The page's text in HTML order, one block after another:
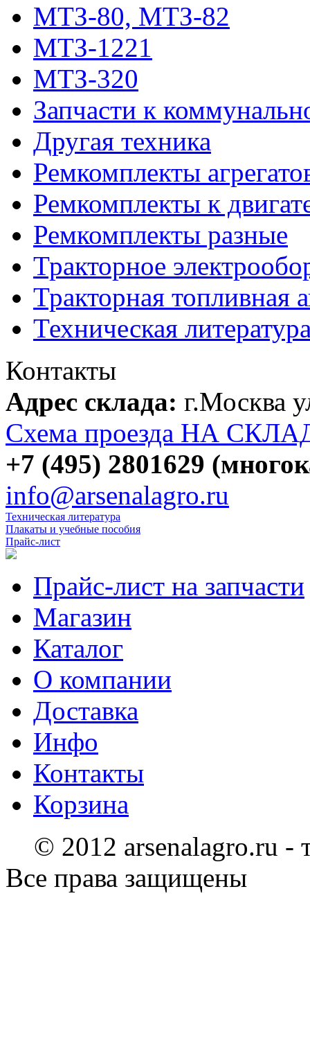
МТЗ-80, МТЗ-82
МТЗ-1221
МТЗ-320
Запчасти к
Другая техника
Ремкомплекты
Ремкомплекты к
Ремкомплекты разные
Тракторное
Тракторная топливная
Техническая
Контакты
Адрес склада: г.Москва
Схема проезда НА
+7 (495) 2801629
info@arsenalagro.ru
Техническая литература
Плакаты и учебные пособия
Прайс-лист
Прайс-лист на запчасти
Магазин
Каталог
О компании
Доставка
Инфо
Контакты
Корзина
© 2012 arsenalagro.ru -
Все права защищены